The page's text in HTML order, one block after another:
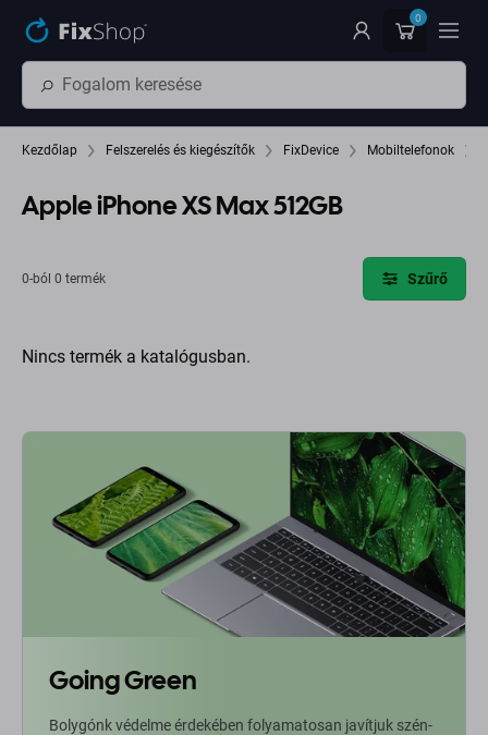
0
Kezdőlap Felszerelés és kiegészítők FixDevice Mobiltelefonok
Apple iPhone XS Max 512GB
0-ból 0 termék Szűrő
Nincs termék a katalógusban.
Going Green
Bolygónk védelme érdekében folyamatosan javítjuk szén-